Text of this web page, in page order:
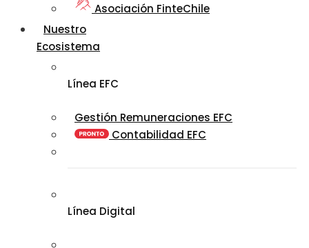
Asociación FinteChile
Nuestro
Ecosistema
Línea EFC
Gestión Remuneraciones EFC
Contabilidad EFC
Línea Digital